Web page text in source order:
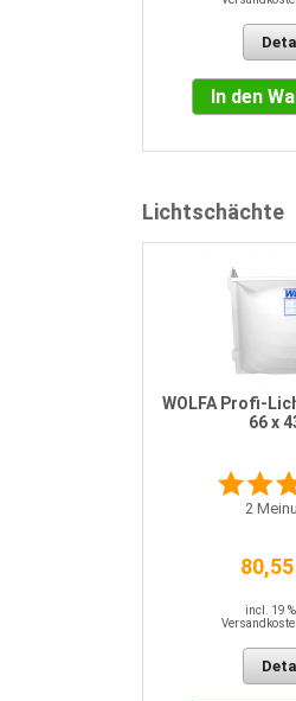
In den
Lichtschächte
WOLFA Profi-
66 x
2
80,55
incl. 19